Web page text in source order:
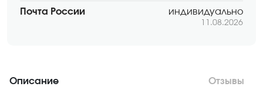
Почта России индивидуально
11.08.2026
Описание Отзывы